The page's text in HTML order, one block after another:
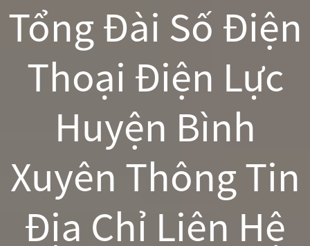
Tổng Đài Số Điện
Thoại Điện Lực
Huyện Bình
Xuyên Thông Tin
Địa Chỉ Liên Hệ